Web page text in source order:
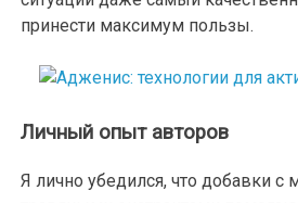
принести максимум пользы.
Личный опыт авторов
Я лично убедился, что добавки с